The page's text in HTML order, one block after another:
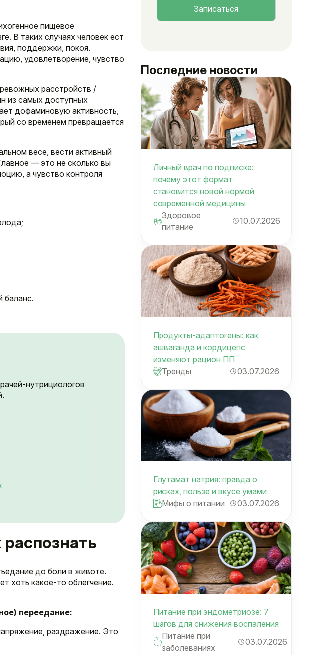
пищевое
В таких случаях человек ест
поддержки, покоя.
удовлетворение, чувство
расстройств /
из самых доступных
дофаминовую активность,
со временем превращается
весе, вести активный
— это не сколько вы
а чувство контроля
баланс.
нутрициологов
до боли в животе.
хоть какое-то облегчение.
переедание:
раздражение. Это
Последние новости
Личный врач по подписке:
почему этот формат
становится новой нормой
современной медицины
Здоровое
питание
10.07.2026
Продукты-адаптогены: как
ашваганда и кордицепс
изменяют рацион ПП
Тренды
03.07.2026
Глутамат натрия: правда о
рисках, пользе и вкусе умами
Мифы о питании
03.07.2026
Питание при эндометриозе: 7
шагов для снижения воспаления
Питание при
заболеваниях
03.07.2026